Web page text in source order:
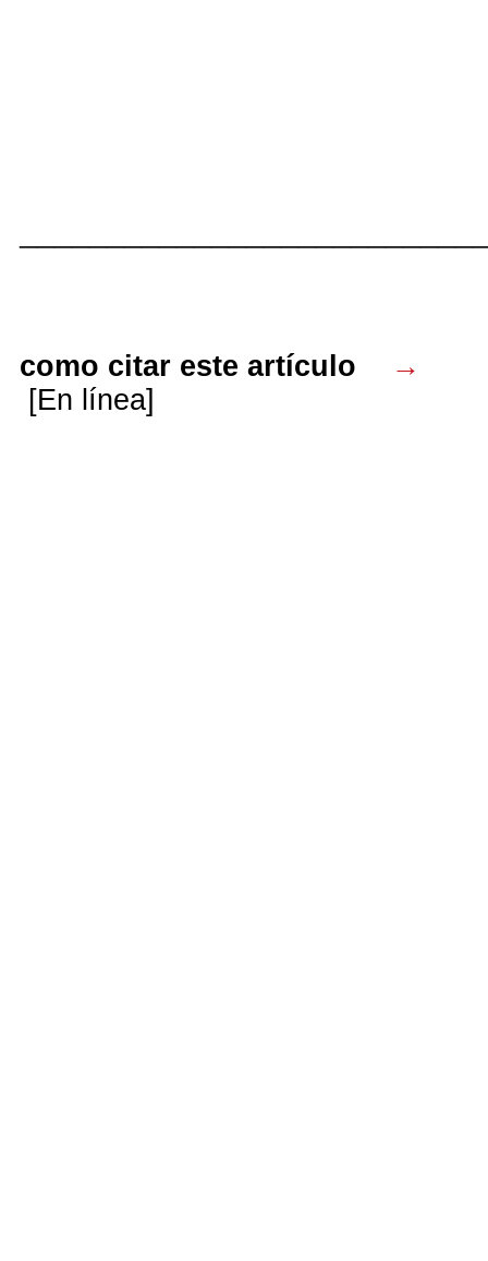
como citar este artículo
→
[En línea]